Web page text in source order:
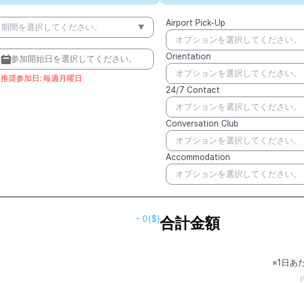
期間を選択してください。
参加開始日を選択してください。
推奨参加日 : 毎週月曜日
Airport Pick-Up
オプションを選択してください。
Orientation
オプションを選択してください。
24/7 Contact
オプションを選択してください。
Conversation Club
オプションを選択してください。
Accommodation
オプションを選択してください。
- 0($)合計金額
※1日あ